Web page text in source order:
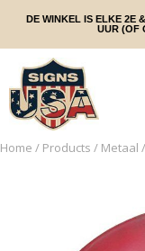
DE WINKEL IS ELKE 2E
UUR (OF
Home / Products / Metaal /